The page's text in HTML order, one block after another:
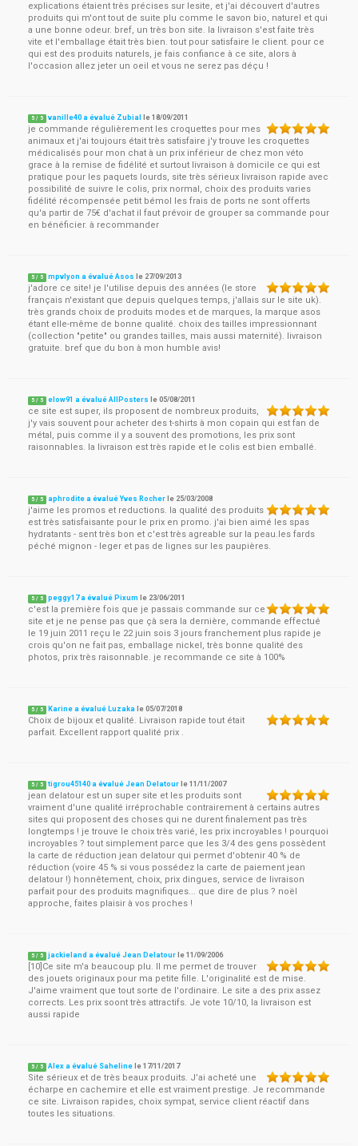
explications étaient très précises sur lesite, et j'ai découvert d'autres
produits qui m'ont tout de suite plu comme le savon bio, naturel et qui
a une bonne odeur. bref, un très bon site. la livraison s'est faite très
vite et l'emballage était très bien. tout pour satisfaire le client. pour ce
qui est des produits naturels, je fais confiance à ce site, alors à
l'occasion allez jeter un oeil et vous ne serez pas déçu !
5 / 5 vanille40 a évalué Zubial le18/09/2011
je commande régulièrement les croquettes pour mes
animaux et j'ai toujours était très satisfaire j'y trouve les croquettes
médicalisés pour mon chat à un prix inférieur de chez mon véto
grace à la remise de fidélité et surtout livraison à domicile ce qui est
pratique pour les paquets lourds, site très sérieux livraison rapide avec
possibilité de suivre le colis, prix normal, choix des produits varies
fidélité récompensée petit bémol les frais de ports ne sont offerts
qu'a partir de 75€ d'achat il faut prévoir de grouper sa commande pour
en bénéficier. à recommander
5 / 5 mpvlyon a évalué Asos le 27/09/2013
j'adore ce site! je l'utilise depuis des années (le store
français n'existant que depuis quelques temps, j'allais sur le site uk).
très grands choix de produits modes et de marques, la marque asos
étant elle-même de bonne qualité. choix des tailles impressionnant
(collection "petite" ou grandes tailles, mais aussi maternité). livraison
gratuite. bref que du bon à mon humble avis!
5 / 5 elow91 a évalué AllPosters le05/08/2011
ce site est super, ils proposent de nombreux produits,
j'y vais souvent pour acheter des t-shirts à mon copain qui est fan de
métal, puis comme il y a souvent des promotions, les prix sont
raisonnables. la livraison est très rapide et le colis est bien emballé.
5 / 5 aphrodite a évalué Yves Rocher le 25/03/2008
j'aime les promos et reductions. la qualité des produits
est très satisfaisante pour le prix en promo. j'ai bien aimé les spas
hydratants - sent très bon et c'est très agreable sur la peau.les fards
péché mignon - leger et pas de lignes sur les paupières.
5 / 5 peggy17 a évalué Pixum le 23/06/2011
c'est la première fois que je passais commande sur ce
site et je ne pense pas que çà sera la dernière, commande effectué
le 19 juin 2011 reçu le 22 juin sois 3 jours franchement plus rapide je
crois qu'on ne fait pas, emballage nickel, très bonne qualité des
photos, prix très raisonnable. je recommande ce site à 100%
5 / 5 Karine a évalué Luzaka le05/07/2018
Choix de bijoux et qualité. Livraison rapide tout était
parfait. Excellent rapport qualité prix .
5 / 5 tigrou45140 a évalué Jean Delatour le11/11/2007
jean delatour est un super site et les produits sont
vraiment d'une qualité irréprochable contrairement à certains autres
sites qui proposent des choses qui ne durent finalement pas très
longtemps ! je trouve le choix très varié, les prix incroyables ! pourquoi
incroyables ? tout simplement parce que les 3/4 des gens possèdent
la carte de réduction jean delatour qui permet d'obtenir 40 % de
réduction (voire 45 % si vous possédez la carte de paiement jean
delatour !) honnêtement, choix, prix dingues, service de livraison
parfait pour des produits magnifiques... que dire de plus ? noël
approche, faites plaisir à vos proches !
5 / 5 jackieland a évalué Jean Delatour le11/09/2006
[10]Ce site m'a beaucoup plu. Il me permet de trouver
des jouets originaux pour ma petite fille. L'originalité est de mise.
J'aime vraiment que tout sorte de l'ordinaire. Le site a des prix assez
corrects. Les prix soont très attractifs. Je vote 10/10, la livraison est
aussi rapide
5 / 5 Alex a évalué Saheline le17/11/2017
Site sérieux et de très beaux produits. J’ai acheté une
écharpe en cachemire et elle est vraiment prestige. Je recommande
ce site. Livraison rapides, choix sympat, service client réactif dans
toutes les situations.